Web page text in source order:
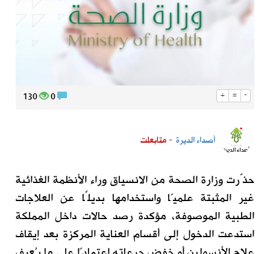
+ = -
130
أصداء الديرة - متابعلت
حذّرت وزارة الصحة من الانسياق وراء الأنظمة الغذائية
غير المثبتة علميًا واستخدامها بديلًا عن العلاجات
الطبية الموصوفة، مؤكدة رصد حالات داخل المملكة
استدعت الدخول إلى أقسام العناية المركزة بعد إيقاف